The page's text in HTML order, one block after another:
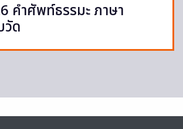
คำศัพท์ธรรมะ ภาษา
ด